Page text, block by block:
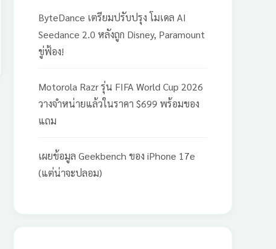
ByteDance เตรียมปรับปรุง โมเดล AI
Seedance 2.0 หลังถูก Disney, Paramount
ขู่ฟ้อง!
Motorola Razr รุ่น FIFA World Cup 2026
วางจำหน่ายแล้วในราคา $699 พร้อมของ
แถม
เผยข้อมูล Geekbench ของ iPhone 17e
(แต่น่าจะปลอม)